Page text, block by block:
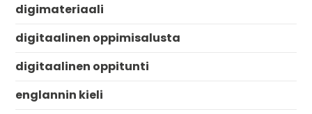
digimateriaali
digitaalinen oppimisalusta
digitaalinen oppitunti
englannin kieli